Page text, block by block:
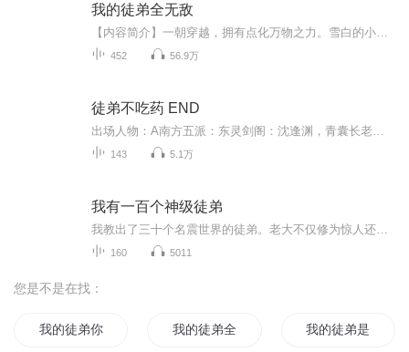
我的徒弟全无敌
452 56.9万
徒弟不吃药 END
143 5.1万
我有一百个神级徒弟
160 5011
您是不是在找：
我的徒弟你惹不起 我的徒弟全是大佬 我的徒弟是神明